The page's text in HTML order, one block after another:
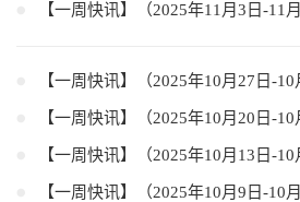
【一周快讯】（2025年11月3日-11月
【一周快讯】（2025年10月27日-10
【一周快讯】（2025年10月20日-10
【一周快讯】（2025年10月13日-10
【一周快讯】（2025年10月9日-10月